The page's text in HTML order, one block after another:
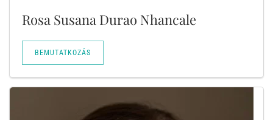
Rosa Susana Durao Nhancale
BEMUTATKOZÁS